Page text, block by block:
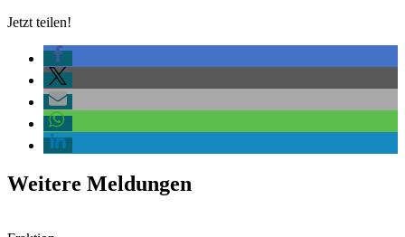
Jetzt teilen!
Weitere Meldungen